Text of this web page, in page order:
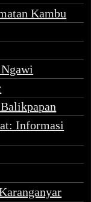
Kambu
Informasi